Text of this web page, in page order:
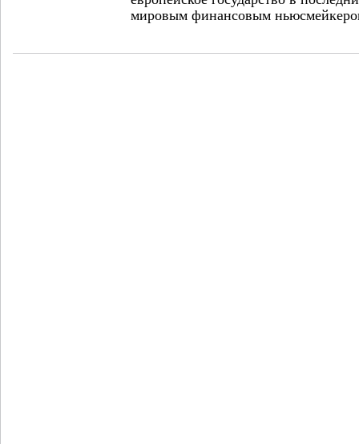
мировым финансовым